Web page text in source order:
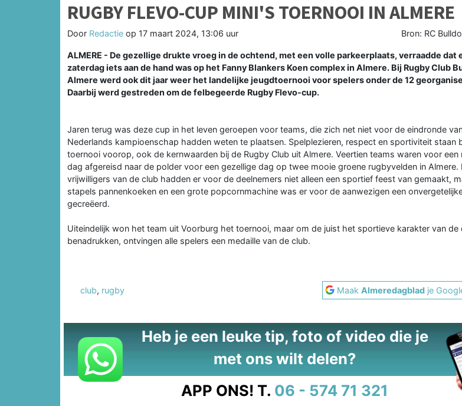
RUGBY FLEVO-CUP MINI'S TOERNOOI IN ALMERE
Door Redactie op 17 maart 2024, 13:06 uur Bron: RC
ALMERE - De gezellige drukte vroeg in de ochtend, met een volle parkeerplaats, verraadde dat
zaterdag iets aan de hand was op het Fanny Blankers Koen complex in Almere. Bij Rugby Club
Almere werd ook dit jaar weer het landelijke jeugdtoernooi voor spelers onder de 12
Daarbij werd gestreden om de felbegeerde Rugby Flevo-cup.
Jaren terug was deze cup in het leven geroepen voor teams, die zich net niet voor de eindronde
Nederlands kampioenschap hadden weten te plaatsen. Spelplezieren, respect en sportiviteit staan
toernooi voorop, ook de kernwaarden bij de Rugby Club uit Almere. Veertien teams waren voor een
dag afgereisd naar de polder voor een gezellige dag op twee mooie groene rugbyvelden in Almere.
vrijwilligers van de club hadden er voor de deelnemers niet alleen een sportief feest van gemaakt,
stapels pannenkoeken en een grote popcornmachine was er voor de aanwezigen een
gecreëerd.
Uiteindelijk won het team uit Voorburg het toernooi, maar om de juist het sportieve karakter van de
benadrukken, ontvingen alle spelers een medaille van de club.
club, rugby MaakAlmeredagblad je
Heb je een leuke tip, foto of video die je
met ons wilt delen?
APP ONS! T. 06 - 574 71 321